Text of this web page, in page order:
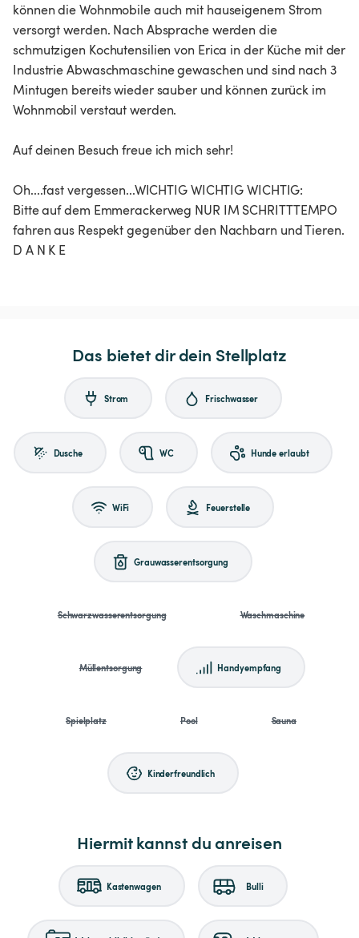
können die Wohnmobile auch mit hauseigenem Strom
versorgt werden. Nach Absprache werden die
schmutzigen Kochutensilien von Erica in der Küche mit der
Industrie Abwaschmaschine gewaschen und sind nach 3
Mintugen bereits wieder sauber und können zurück im
Wohnmobil verstaut werden.
Auf deinen Besuch freue ich mich sehr!
Oh....fast vergessen...WICHTIG WICHTIG WICHTIG:
Bitte auf dem Emmerackerweg NUR IM SCHRITTTEMPO
fahren aus Respekt gegenüber den Nachbarn und Tieren.
D A N K E
Das bietet dir dein Stellplatz
Strom Frischwasser
Dusche WC Hunde erlaubt
WiFi Feuerstelle
Grauwasserentsorgung
Schwarzwasserentsorgung Waschmaschine
Müllentsorgung Handyempfang
Spielplatz Pool Sauna
Kinderfreundlich
Hiermit kannst du anreisen
Kastenwagen Bulli